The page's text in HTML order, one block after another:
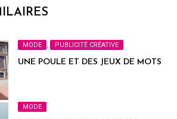
MODE , PUBLICITÉ CRÉATIVE
UNE POULE ET DES JEUX DE MOTS
MODE